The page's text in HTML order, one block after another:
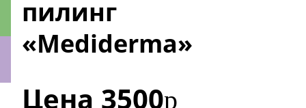
пилинг
«Mediderma»
Цена 3500р